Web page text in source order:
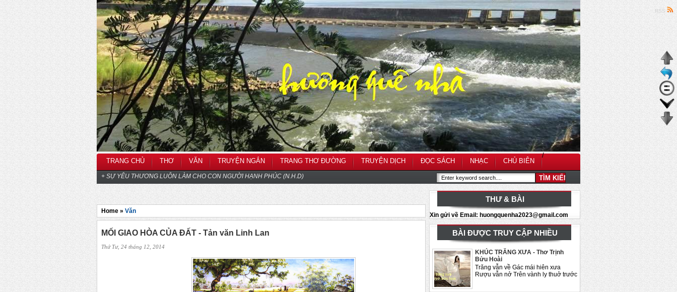
TRANG CHỦ THƠ VĂN TRUYỆN NGẮN TRANG THƠ ĐƯỜNG TRUYỆN DỊCH
/
ĐỌC SÁCH NHẠC CHỦ BIÊN
+ SỰ YÊU THƯƠNG LUÔN LÀM CHO CON NGƯỜI HẠNH PHÚC (N.H.D)
RSS
THƯ & BÀI
Xin gửi về Email: huongquenha2023@gmail.com
BÀI ĐƯỢC TRUY CẬP NHIỀU
KHÚC TRĂNG XƯA - Thơ Trịnh
Bửu Hoài
Trăng vẫn về Gác mái hiên xưa
Rượu vẫn nở Trên vành ly thuở trước
Home » Văn
MỐI GIAO HÒA CỦA ĐẤT - Tản văn Linh Lan
Thứ Tư, 24 tháng 12, 2014